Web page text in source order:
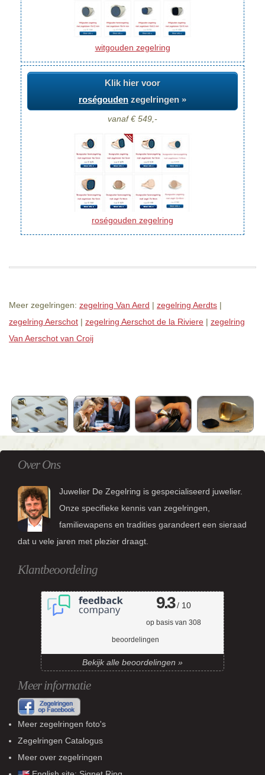
witgouden zegelring
Klik hier voor
roségouden zegelringen »
vanaf € 549,-
roségouden zegelring
Meer zegelringen: zegelring Van Aerd | zegelring Aerdts |
zegelring Aerschot | zegelring Aerschot de la Riviere | zegelring
Van Aerschot van Croij
Over Ons
Juwelier De Zegelring is gespecialiseerd juwelier.
Onze specifieke kennis van zegelringen,
familiewapens en tradities garandeert een sieraad
dat u vele jaren met plezier draagt.
Klantbeoordeling
9.3/ 10
op basis van 308
beoordelingen
Bekijk alle beoordelingen »
Meer informatie
Meer zegelringen foto's
Zegelringen Catalogus
Meer over zegelringen